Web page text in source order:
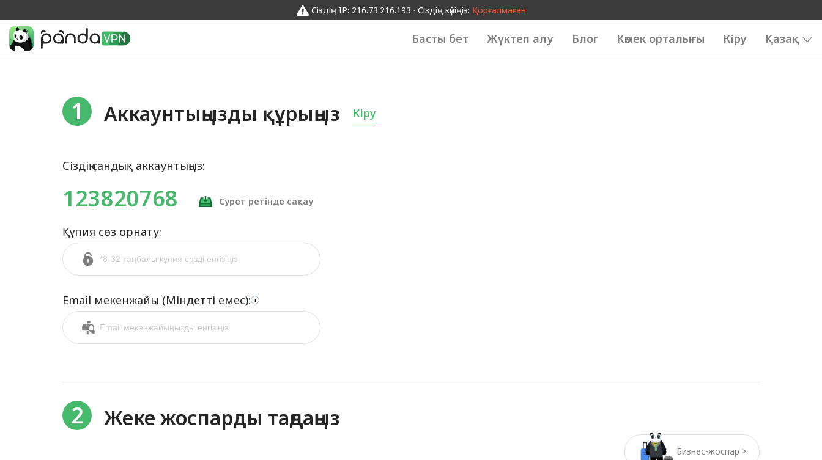
Сіздің IP: 216.73.216.193 · Сіздің күйіңіз: Қорғалмаған
Басты бет Жүктеп алу Блог Көмек орталығы Кіру Қазақ
1 Аккаунтыңызды құрыңыз Кіру
Сіздің сандық аккаунтыңыз:
123820768 Сурет ретінде сақтау
Құпия сөз орнату:
Email мекенжайы (Міндетті емес): i
2 Жеке жоспарды таңдаңыз
Бизнес-жоспар >